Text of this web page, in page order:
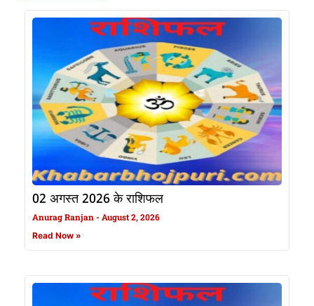
02 अगस्त 2026 के राशिफल
Anurag Ranjan August 2, 2026
Read Now »